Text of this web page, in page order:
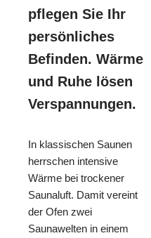
pflegen Sie Ihr
persönliches
Befinden. Wärme
und Ruhe lösen
Verspannungen.
In klassischen Saunen
herrschen intensive
Wärme bei trockener
Saunaluft. Damit vereint
der Ofen zwei
Saunawelten in einem